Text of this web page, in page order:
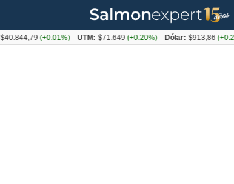
(+0.01%) UTM: $71.649(+0.20%) Dólar: $913,86(+0.25%)